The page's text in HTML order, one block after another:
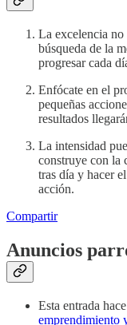
La excelencia
búsqueda de la
progresar cada
Enfócate en el
pequeñas
resultados
La intensidad
construye con la
tras día y hacer
acción.
Compartir
Anuncios
Esta entrada
emprendimiento